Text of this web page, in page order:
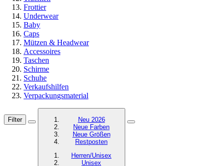
Frottier
Underwear
Baby
Caps
Mützen & Headwear
Accessoires
Taschen
Schirme
Schuhe
Verkaufshilfen
Verpackungsmaterial
Filter
Neu 2026
Neue Farben
Neue Größen
Restposten
Herren/Unisex
Unisex